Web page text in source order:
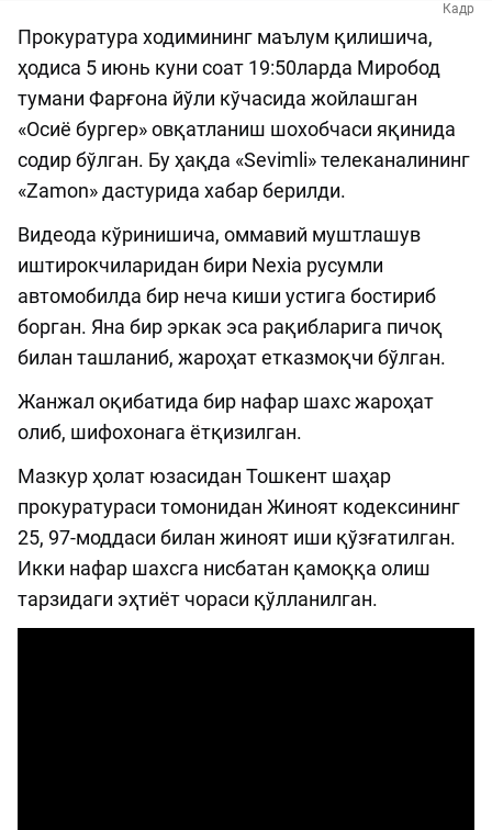
Кадр
Прокуратура ходимининг маълум қилишича,
ҳодиса 5 июнь куни соат 19:50ларда Миробод
тумани Фарғона йўли кўчасида жойлашган
«Осиё бургер» овқатланиш шохобчаси яқинида
содир бўлган. Бу ҳақда «Sevimli» телеканалининг
«Zamon» дастурида хабар берилди.
Видеода кўринишича, оммавий муштлашув
иштирокчиларидан бири Nexia русумли
автомобилда бир неча киши устига бостириб
борган. Яна бир эркак эса рақибларига пичоқ
билан ташланиб, жароҳат етказмоқчи бўлган.
Жанжал оқибатида бир нафар шахс жароҳат
олиб, шифохонага ётқизилган.
Мазкур ҳолат юзасидан Тошкент шаҳар
прокуратураси томонидан Жиноят кодексининг
25, 97-моддаси билан жиноят иши қўзғатилган.
Икки нафар шахсга нисбатан қамоққа олиш
тарзидаги эҳтиёт чораси қўлланилган.